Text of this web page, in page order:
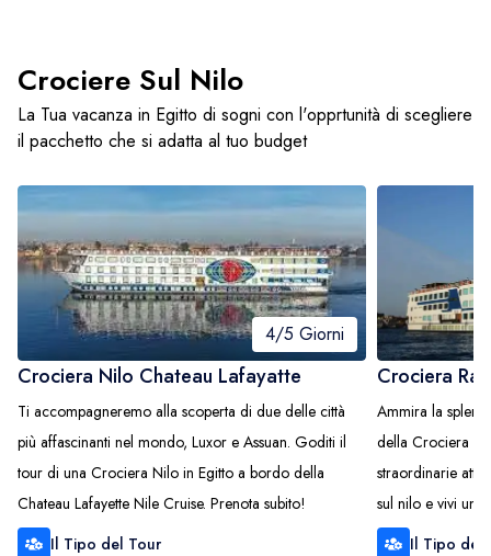
Crociere Sul Nilo
La Tua vacanza in Egitto di sogni con l'opprtunità di scegliere
il pacchetto che si adatta al tuo budget
4/5 Giorni
Crociera Nilo Chateau Lafayatte
Ti accompagneremo alla scoperta di due delle città
più affascinanti nel mondo, Luxor e Assuan. Goditi il
tour di una Crociera Nilo in Egitto a bordo della
Chateau Lafayette Nile Cruise. Prenota subito!
Il Tipo del Tour
Crociera
Ammira la
della Crociera
straordinarie
sul nilo e vivi
Il Tipo del